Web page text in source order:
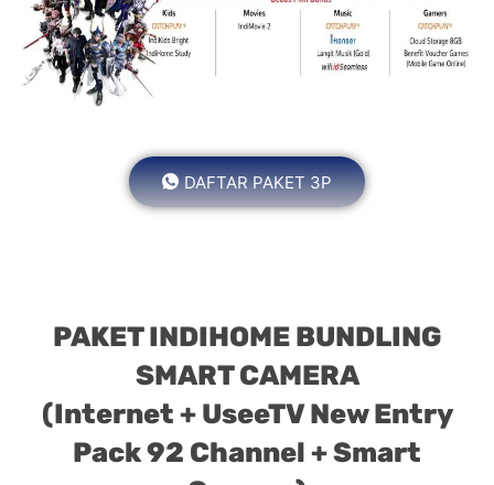
DAFTAR PAKET 3P
PAKET INDIHOME BUNDLING
SMART CAMERA
(Internet + UseeTV New Entry
Pack 92 Channel + Smart